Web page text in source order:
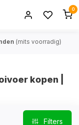
0
(mits voorradig)
kopen |
Filters